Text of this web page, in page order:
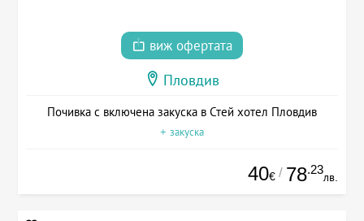
виж офертата
Пловдив
Почивка с включена закуска в Стей хотел Пловдив
+ закуска
40€ / 78.23
лв.